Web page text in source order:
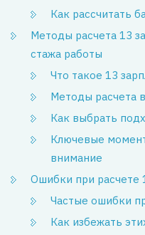
Как рассчитать
Методы расчета 13
стажа работы
Что такое 13
Методы расчета
Как выбрать
Ключевые
внимание
Ошибки при расчете
Частые ошибки
Как избежать